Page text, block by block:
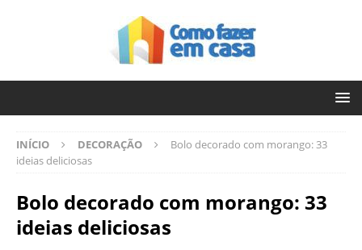
INÍCIO DECORAÇÃO
Bolo decorado com morango: 33
ideias deliciosas
Bolo decorado com morango: 33
ideias deliciosas